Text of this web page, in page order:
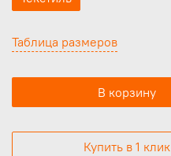
Таблица размеров
В корзину
Купить в 1 клик